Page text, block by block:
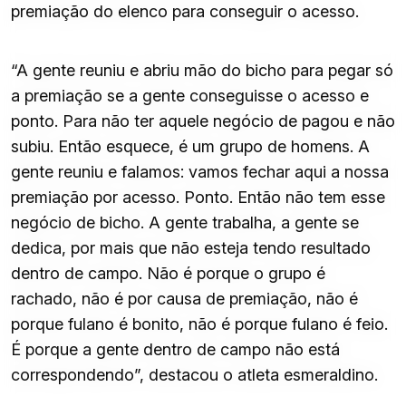
premiação do elenco para conseguir o acesso.
“A gente reuniu e abriu mão do bicho para pegar só
a premiação se a gente conseguisse o acesso e
ponto. Para não ter aquele negócio de pagou e não
subiu. Então esquece, é um grupo de homens. A
gente reuniu e falamos: vamos fechar aqui a nossa
premiação por acesso. Ponto. Então não tem esse
negócio de bicho. A gente trabalha, a gente se
dedica, por mais que não esteja tendo resultado
dentro de campo. Não é porque o grupo é
rachado, não é por causa de premiação, não é
porque fulano é bonito, não é porque fulano é feio.
É porque a gente dentro de campo não está
correspondendo”, destacou o atleta esmeraldino.